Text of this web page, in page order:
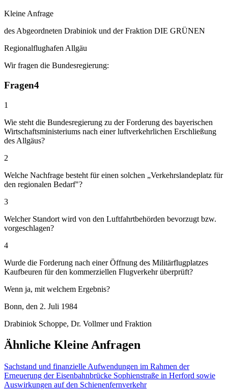
Kleine Anfrage
des Abgeordneten Drabiniok und der Fraktion DIE GRÜNEN
Regionalflughafen Allgäu
Wir fragen die Bundesregierung:
Fragen4
1
Wie steht die Bundesregierung zu der Forderung des bayerischen
Wirtschaftsministeriums nach einer luftverkehrlichen Erschließung
des Allgäus?
2
Welche Nachfrage besteht für einen solchen „Verkehrslandeplatz für
den regionalen Bedarf"?
3
Welcher Standort wird von den Luftfahrtbehörden bevorzugt bzw.
vorgeschlagen?
4
Wurde die Forderung nach einer Öffnung des Militärflugplatzes
Kaufbeuren für den kommerziellen Flugverkehr überprüft?
Wenn ja, mit welchem Ergebnis?
Bonn, den 2. Juli 1984
Drabiniok Schoppe, Dr. Vollmer und Fraktion
Ähnliche Kleine Anfragen
Sachstand und finanzielle Aufwendungen im Rahmen der
Erneuerung der Eisenbahnbrücke Sophienstraße in Herford sowie
Auswirkungen auf den Schienenfernverkehr